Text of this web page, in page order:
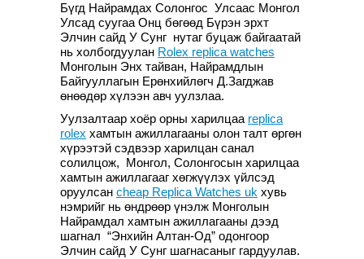
Бүгд Найрамдах Солонгос Улсаас Монгол
Улсад суугаа Онц бөгөөд Бүрэн эрхт
Элчин сайд У Сунг нутаг буцаж байгаатай
нь холбогдуулан Rolex replica watches
Монголын Энх тайван, Найрамдлын
Байгууллагын Ерөнхийлөгч Д.Загджав
өнөөдөр хүлээн авч уулзлаа.
Уулзалтаар хоёр орны харилцаа replica
rolex хамтын ажиллагааны олон талт өргөн
хүрээтэй сэдвээр харилцан санал
солилцож, Монгол, Солонгосын харилцаа
хамтын ажиллагааг хөгжүүлэх үйлсэд
оруулсан cheap Replica Watches uk хувь
нэмрийг нь өндрөөр үнэлж Монголын
Найрамдал хамтын ажиллагааны дээд
шагнал “Энхийн Алтан-Од” одонгоор
Элчин сайд У Сунг шагнасаныг гардуулав.